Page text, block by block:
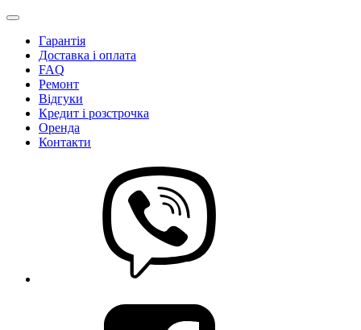
Гарантія
Доставка і оплата
FAQ
Ремонт
Відгуки
Кредит і розстрочка
Оренда
Контакти